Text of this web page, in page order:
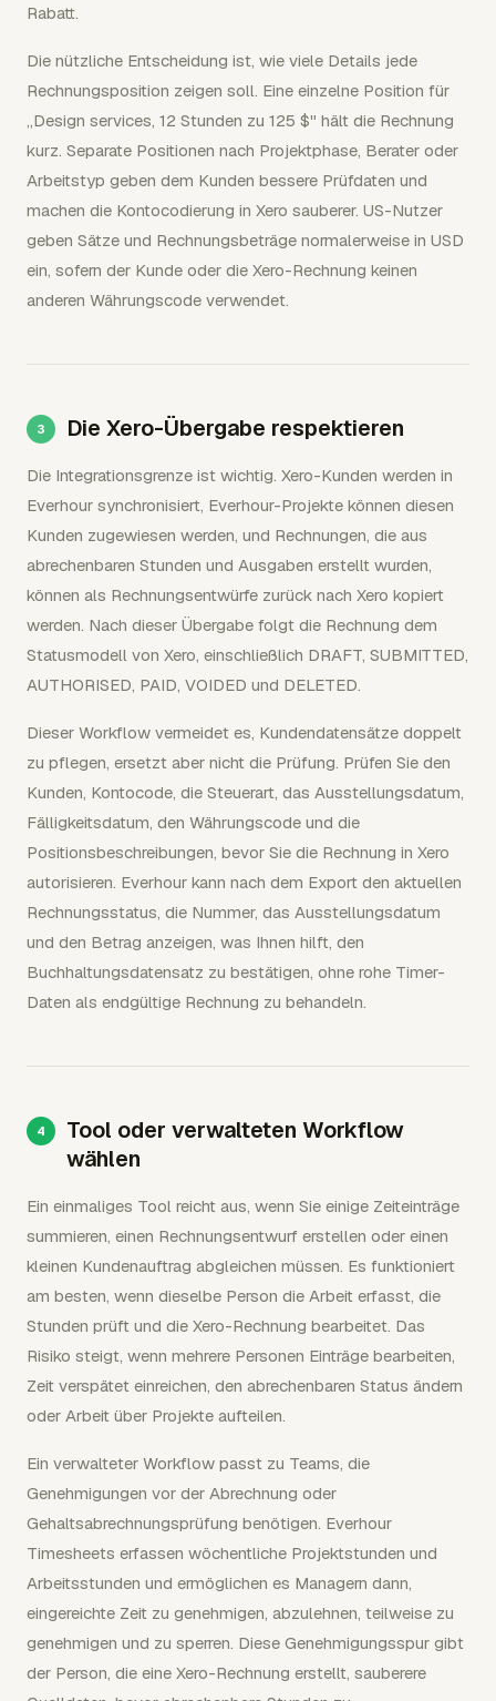
Rabatt.
Die nützliche Entscheidung ist, wie viele Details jede
Rechnungsposition zeigen soll. Eine einzelne Position für
„Design services, 12 Stunden zu 125 $" hält die Rechnung
kurz. Separate Positionen nach Projektphase, Berater oder
Arbeitstyp geben dem Kunden bessere Prüfdaten und
machen die Kontocodierung in Xero sauberer. US-Nutzer
geben Sätze und Rechnungsbeträge normalerweise in USD
ein, sofern der Kunde oder die Xero-Rechnung keinen
anderen Währungscode verwendet.
Die Xero-Übergabe respektieren
Die Integrationsgrenze ist wichtig. Xero-Kunden werden in
Everhour synchronisiert, Everhour-Projekte können diesen
Kunden zugewiesen werden, und Rechnungen, die aus
abrechenbaren Stunden und Ausgaben erstellt wurden,
können als Rechnungsentwürfe zurück nach Xero kopiert
werden. Nach dieser Übergabe folgt die Rechnung dem
Statusmodell von Xero, einschließlich DRAFT, SUBMITTED,
AUTHORISED, PAID, VOIDED und DELETED.
Dieser Workflow vermeidet es, Kundendatensätze doppelt
zu pflegen, ersetzt aber nicht die Prüfung. Prüfen Sie den
Kunden, Kontocode, die Steuerart, das Ausstellungsdatum,
Fälligkeitsdatum, den Währungscode und die
Positionsbeschreibungen, bevor Sie die Rechnung in Xero
autorisieren. Everhour kann nach dem Export den aktuellen
Rechnungsstatus, die Nummer, das Ausstellungsdatum
und den Betrag anzeigen, was Ihnen hilft, den
Buchhaltungsdatensatz zu bestätigen, ohne rohe Timer-
Daten als endgültige Rechnung zu behandeln.
Tool oder verwalteten Workflow
wählen
Ein einmaliges Tool reicht aus, wenn Sie einige Zeiteinträge
summieren, einen Rechnungsentwurf erstellen oder einen
kleinen Kundenauftrag abgleichen müssen. Es funktioniert
am besten, wenn dieselbe Person die Arbeit erfasst, die
Stunden prüft und die Xero-Rechnung bearbeitet. Das
Risiko steigt, wenn mehrere Personen Einträge bearbeiten,
Zeit verspätet einreichen, den abrechenbaren Status ändern
oder Arbeit über Projekte aufteilen.
Ein verwalteter Workflow passt zu Teams, die
Genehmigungen vor der Abrechnung oder
Gehaltsabrechnungsprüfung benötigen. Everhour
Timesheets erfassen wöchentliche Projektstunden und
Arbeitsstunden und ermöglichen es Managern dann,
eingereichte Zeit zu genehmigen, abzulehnen, teilweise zu
genehmigen und zu sperren. Diese Genehmigungsspur gibt
der Person, die eine Xero-Rechnung erstellt, sauberere